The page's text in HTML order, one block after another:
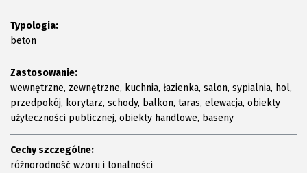
Typologia:
beton
Zastosowanie:
wewnętrzne, zewnętrzne, kuchnia, łazienka, salon, sypialnia, hol,
przedpokój, korytarz, schody, balkon, taras, elewacja, obiekty
użyteczności publicznej, obiekty handlowe, baseny
Cechy szczególne:
różnorodność wzoru i tonalności